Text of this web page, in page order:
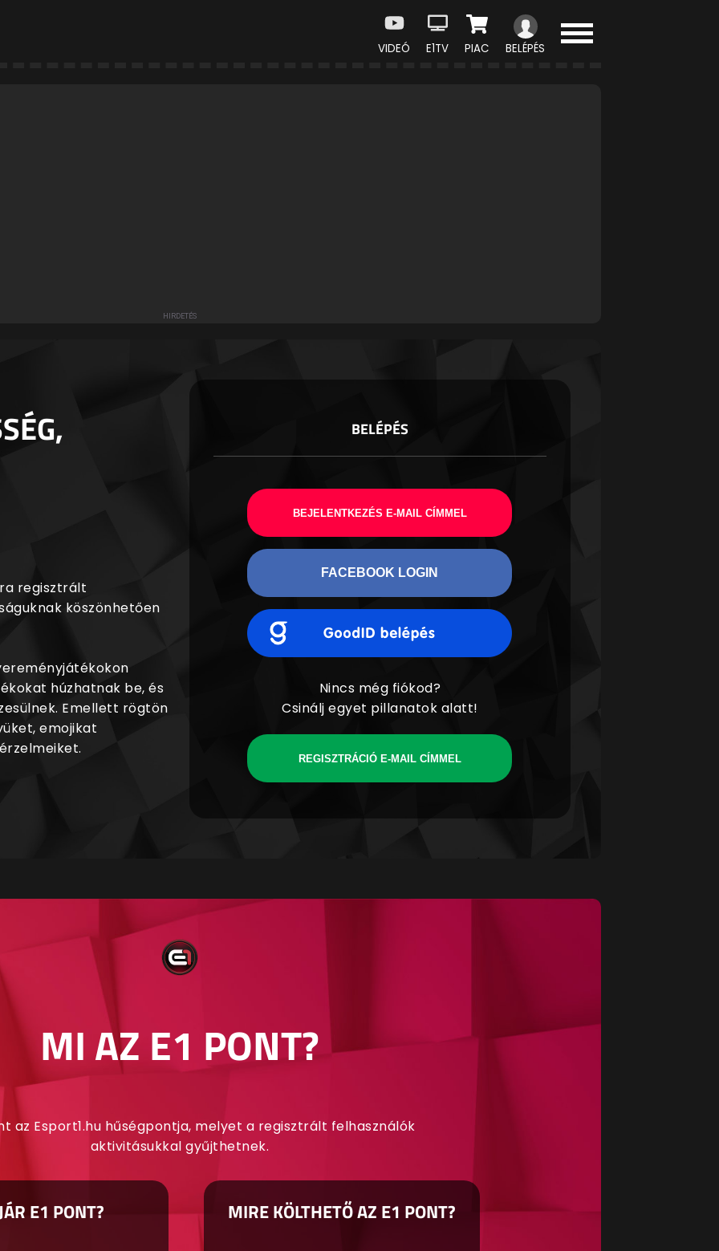
VIDEÓ E1TV PIAC BELÉPÉS
regisztrált
köszönhetően
húzhatnak be, és
Emellett rögtön
emojikat
BELÉPÉS
BEJELENTKEZÉS E-MAIL CÍMMEL
FACEBOOK LOGIN
Nincs még fiókod?
Csinálj egyet pillanatok alatt!
REGISZTRÁCIÓ E-MAIL CÍMMEL
MI AZ E1 PONT?
az Esport1.hu hűségpontja, melyet a regisztrált felhasználók
aktivitásukkal gyűjthetnek.
E1 PONT? MIRE KÖLTHETŐ AZ E1 PONT?